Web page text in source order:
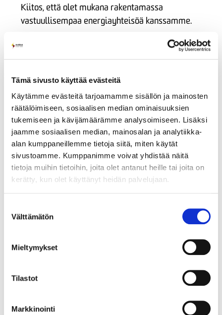
Tämä sivusto käyttää evästeitä
Käytämme evästeitä tarjoamamme sisällön ja mainosten
räätälöimiseen, sosiaalisen median ominaisuuksien
tukemiseen ja kävijämäärämme analysoimiseen. Lisäksi
jaamme sosiaalisen median, mainosalan ja analytiikka-
alan kumppaneillemme tietoja siitä, miten käytät
sivustoamme. Kumppanimme voivat yhdistää näitä
tietoja muihin tietoihin, joita olet antanut heille tai joita on
kerätty, kun olet käyttänyt heidän palvelujaan.
valinta
Välttämätön
Mieltymykset
Tilastot
Markkinointi
Kiitos, että olet mukana rakentamassa
vastuullisempaa energiayhteisöä kanssamme.
Jaa somessa
Uusimmat uutiset ja tiedotteet
Pia Laakkonen aloitti Imatran Seudun Sähkö Oy:n
myyntijohtajana
03.08.2026
30.07.2026
Imatran Seudun Sähkö otteluisäntänä PEPOn
kotiottelussa 24.7.
kesälukemista SähköSanomista!